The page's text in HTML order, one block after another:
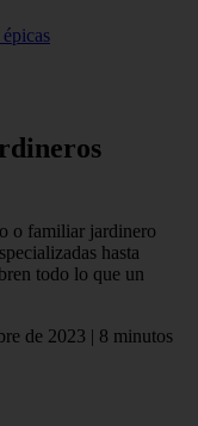
o familiar jardinero
hasta
todo lo que un
de 2023 | 8 minutos